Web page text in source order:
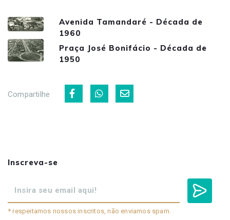
Avenida Tamandaré - Década de
1960
Praça José Bonifácio - Década de
1950
Compartilhe
Inscreva-se
* respeitamos nossos inscritos, não enviamos spam.